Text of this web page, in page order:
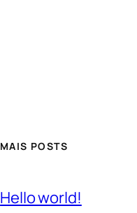
MAIS POSTS
Hello world!